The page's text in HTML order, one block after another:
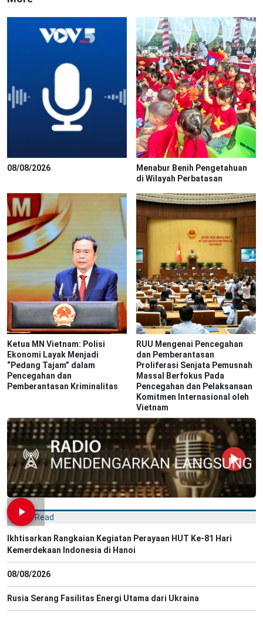
08/08/2026
Menabur Benih Pengetahuan
di Wilayah Perbatasan
Ketua MN Vietnam: Polisi
Ekonomi Layak Menjadi
“Pedang Tajam” dalam
Pencegahan dan
Pemberantasan Kriminalitas
RUU Mengenai Pencegahan
dan Pemberantasan
Proliferasi Senjata Pemusnah
Massal Berfokus Pada
Pencegahan dan Pelaksanaan
Komitmen Internasional oleh
Vietnam
Most Read
Ikhtisarkan Rangkaian Kegiatan Perayaan HUT Ke-81 Hari
Kemerdekaan Indonesia di Hanoi
08/08/2026
Rusia Serang Fasilitas Energi Utama dari Ukraina